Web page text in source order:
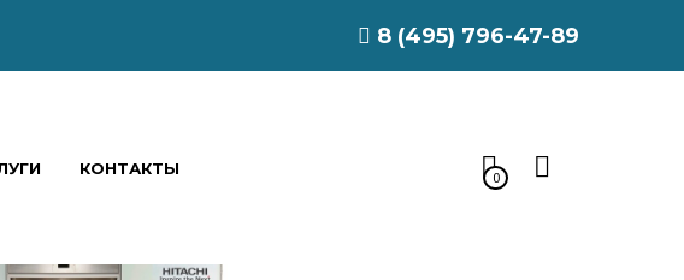
8 (495) 796-47-89
КОНТАКТЫ 0